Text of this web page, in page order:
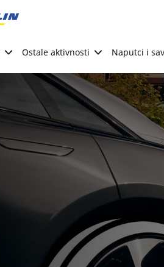
Ostale aktivnosti Naputci i